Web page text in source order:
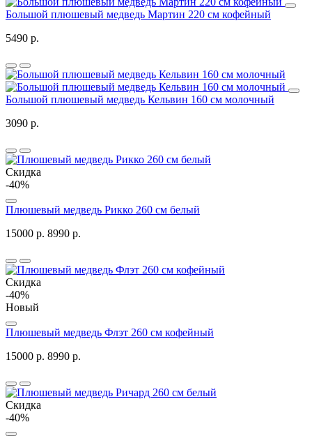
Большой плюшевый медведь Мартин 220 см кофейный
5490 р.
Большой плюшевый медведь Кельвин 160 см молочный
3090 р.
Скидка
-40%
Плюшевый медведь Рикко 260 см белый
15000 р. 8990 р.
Скидка
-40%
Новый
Плюшевый медведь Флэт 260 см кофейный
15000 р. 8990 р.
Скидка
-40%